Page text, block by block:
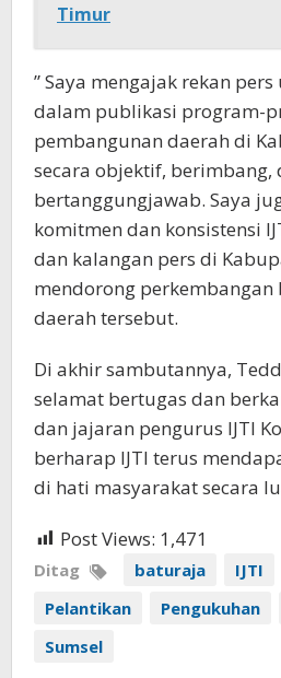
Timur
” Saya mengajak rekan
dalam publikasi program-
pembangunan daerah di
secara objektif, berimbang,
bertanggungjawab. Saya
komitmen dan konsistensi
dan kalangan pers di
mendorong
daerah tersebut.
Di akhir sambutannya,
selamat bertugas dan
dan jajaran pengurus IJTI
berharap IJTI terus
di hati masyarakat secara
Post Views: 1,471
Ditag baturaja IJTI
Pelantikan
Pengukuhan
Sumsel